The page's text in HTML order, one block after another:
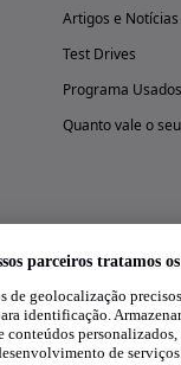
Artigos e Notícias
Test Drives
Programa
Quanto vale o
a aplicação
parceiros tratamos
de geolocalização
identificação.
conteúdos
de